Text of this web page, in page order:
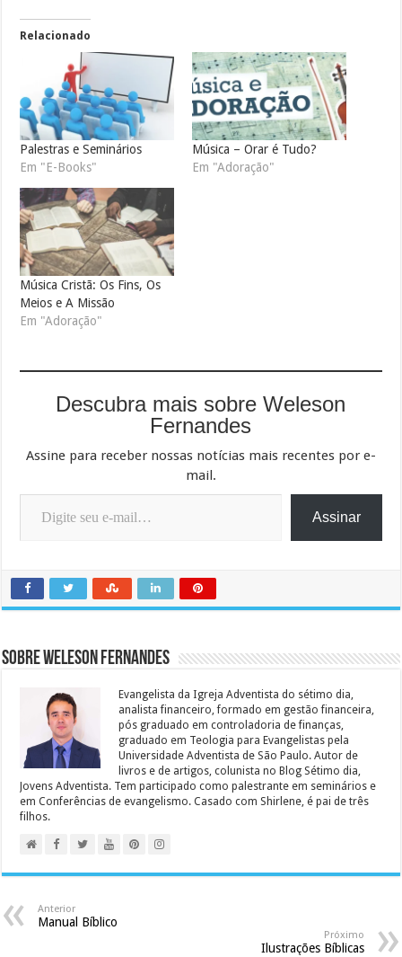
Relacionado
Palestras e Seminários
Em "E-Books"
Música – Orar é Tudo?
Em "Adoração"
Música Cristã: Os Fins, Os
Meios e A Missão
Em "Adoração"
Descubra mais sobre Weleson
Fernandes
Assine para receber nossas notícias mais recentes por e-
mail.
Digite seu e-mail…
Assinar
Sobre Weleson Fernandes
Evangelista da Igreja Adventista do sétimo dia,
analista financeiro, formado em gestão financeira,
pós graduado em controladoria de finanças,
graduado em Teologia para Evangelistas pela
Universidade Adventista de São Paulo. Autor de
livros e de artigos, colunista no Blog Sétimo dia,
Jovens Adventista. Tem participado como palestrante em seminários e
em Conferências de evangelismo. Casado com Shirlene, é pai de três
filhos.
Anterior
Manual Bíblico
Próximo
Ilustrações Bíblicas